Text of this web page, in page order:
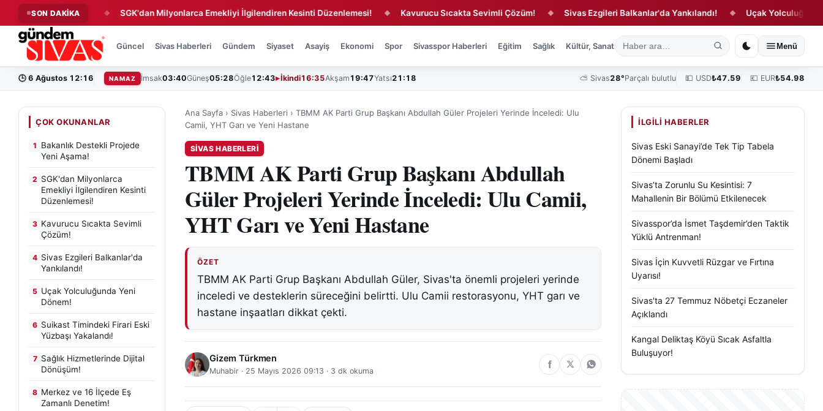
SON DAKİKA
Yeni Aşama! ◆ SGK'dan Milyonlarca Emekliyi İlgilendiren Kesinti Düzenlemesi! ◆ Kavurucu Sıcakta Sevimli Çözüm! ◆ Sivas Ezgileri Balkanlar'da Yankılandı! ◆ Uçak Yolculuğunda Yeni
Güncel Sivas Haberleri Gündem Siyaset Asayiş Ekonomi Spor Sivasspor Haberleri Eğitim Sağlık Kültür, Sanat ve Tarih Yaşam Sivas Vefat Edenler Köşe
Menü
🕒 6 Ağustos 12:16 NAMAZ İmsak03:40Güneş05:28Öğle12:43 İkindi16:35Akşam 19:47Yatsı21:18 ⛅ Sivas28°Parçalı bulutlu 💵 USD₺47.59 💶 EUR₺54.98
ÇOK OKUNANLAR
1 Bakanlık Destekli Projede
Yeni Aşama!
2 SGK'dan Milyonlarca
Emekliyi İlgilendiren Kesinti
Düzenlemesi!
3 Kavurucu Sıcakta Sevimli
Çözüm!
4 Sivas Ezgileri Balkanlar'da
Yankılandı!
5 Uçak Yolculuğunda Yeni
Dönem!
6 Suikast Timindeki Firari Eski
Yüzbaşı Yakalandı!
7 Sağlık Hizmetlerinde Dijital
Dönüşüm!
8 Merkez ve 16 İlçede Eş
Zamanlı Denetim!
Ana Sayfa › Sivas Haberleri › TBMM AK Parti Grup Başkanı Abdullah Güler Projeleri Yerinde İnceledi: Ulu
Camii, YHT Garı ve Yeni Hastane
SIVAS HABERLERI
TBMM AK Parti Grup Başkanı Abdullah
Güler Projeleri Yerinde İnceledi: Ulu Camii,
YHT Garı ve Yeni Hastane
ÖZET
TBMM AK Parti Grup Başkanı Abdullah Güler, Sivas'ta önemli projeleri yerinde
inceledi ve desteklerin süreceğini belirtti. Ulu Camii restorasyonu, YHT garı ve
hastane inşaatları dikkat çekti.
Gizem Türkmen
Muhabir · 25 Mayıs 2026 09:13 · 3 dk okuma
İLGILI HABERLER
Sivas Eski Sanayi’de Tek Tip Tabela
Dönemi Başladı
Sivas’ta Zorunlu Su Kesintisi: 7
Mahallenin Bir Bölümü Etkilenecek
Sivasspor’da İsmet Taşdemir’den Taktik
Yüklü Antrenman!
Sivas İçin Kuvvetli Rüzgar ve Fırtına
Uyarısı!
Sivas'ta 27 Temmuz Nöbetçi Eczaneler
Açıklandı
Kangal Deliktaş Köyü Sıcak Asfaltla
Buluşuyor!